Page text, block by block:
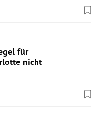
für
nicht